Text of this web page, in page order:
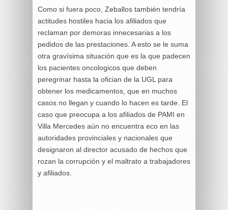
Como si fuera poco, Zeballos también tendría
actitudes hostiles hacia los afiliados que
reclaman por demoras innecesarias a los
pedidos de las prestaciones. A esto se le suma
otra gravísima situación que es la que padecen
los pacientes oncologicos que deben
peregrinar hasta la ofician de la UGL para
obtener los medicamentos, que en muchos
casos no llegan y cuando lo hacen es tarde. El
caso que preocupa a los afiliados de PAMI en
Villa Mercedes aún no encuentra eco en las
autoridades provinciales y nacionales que
designaron al director acusado de hechos que
rozan la corrupción y el maltrato a trabajadores
y afiliados.